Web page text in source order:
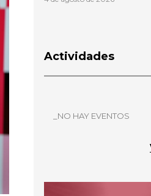
Actividades
_NO HAY EVENTOS